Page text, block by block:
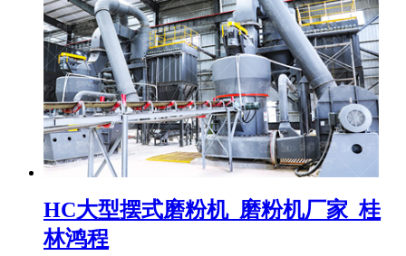
HC大型摆式磨粉机_磨粉机厂家_桂
林鸿程